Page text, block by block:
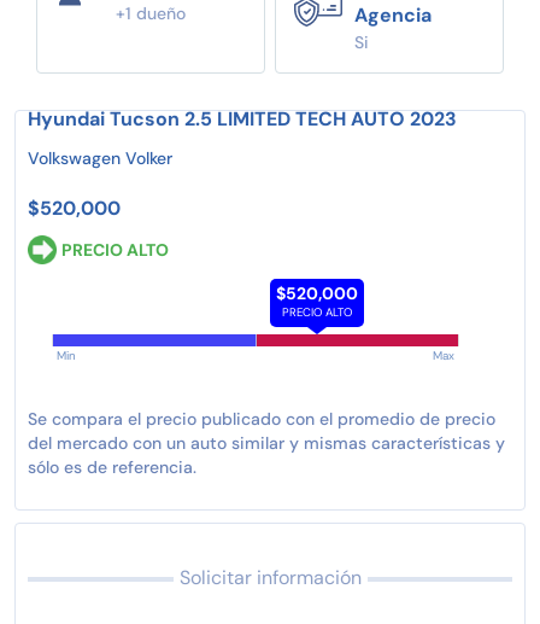
+1 dueño
Agencia
Si
Hyundai Tucson 2.5 LIMITED TECH AUTO 2023
Volkswagen Volker
$520,000
PRECIO ALTO
$520,000
PRECIO ALTO
Min Max
Se compara el precio publicado con el promedio de precio
del mercado con un auto similar y mismas características y
sólo es de referencia.
Solicitar información